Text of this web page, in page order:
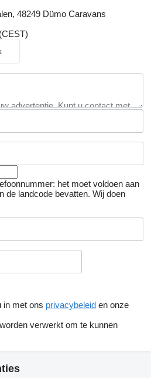
48249 Dümo Caravans
het moet voldoen aan
de landcode bevatten. Wij doen
in met ons privacybeleid en onze
verwerkt om te kunnen